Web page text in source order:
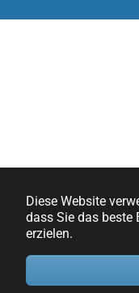
Diese Website
dass Sie das beste
erzielen.